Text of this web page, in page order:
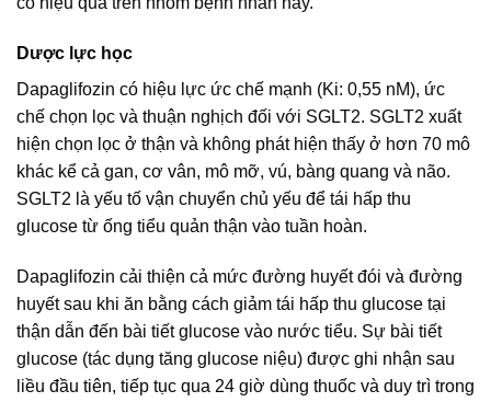
Dược lực học
Dapaglifozin có hiệu lực ức chế mạnh (Ki: 0,55 nM), ức
chế chọn lọc và thuận nghịch đối với SGLT2. SGLT2 xuất
hiện chọn lọc ở thận và không phát hiện thấy ở hơn 70 mô
khác kể cả gan, cơ vân, mô mỡ, vú, bàng quang và não.
SGLT2 là yếu tố vận chuyển chủ yếu để tái hấp thu
glucose từ ống tiểu quản thận vào tuần hoàn.
Dapaglifozin cải thiện cả mức đường huyết đói và đường
huyết sau khi ăn bằng cách giảm tái hấp thu glucose tại
thận dẫn đến bài tiết glucose vào nước tiểu. Sự bài tiết
glucose (tác dụng tăng glucose niệu) được ghi nhận sau
liều đầu tiên, tiếp tục qua 24 giờ dùng thuốc và duy trì trong